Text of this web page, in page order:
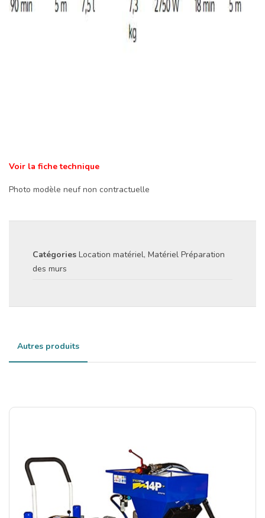
Voir la fiche technique
Photo modèle neuf non contractuelle
Catégories Location matériel, Matériel Préparation
des murs
Autres produits